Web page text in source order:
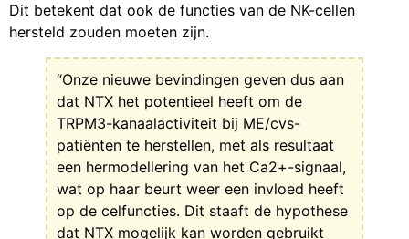
Dit betekent dat ook de functies van de NK-cellen
hersteld zouden moeten zijn.
“Onze nieuwe bevindingen geven dus aan
dat NTX het potentieel heeft om de
TRPM3-kanaalactiviteit bij ME/cvs-
patiënten te herstellen, met als resultaat
een hermodellering van het Ca2+-signaal,
wat op haar beurt weer een invloed heeft
op de celfuncties. Dit staaft de hypothese
dat NTX mogelijk kan worden gebruikt